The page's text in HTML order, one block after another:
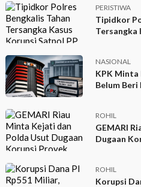
PERISTIWA
Tipidkor
Tersangka
NASIONAL
KPK Minta
Belum Beri
ROHIL
GEMARI
Dugaan
ROHIL
Korupsi